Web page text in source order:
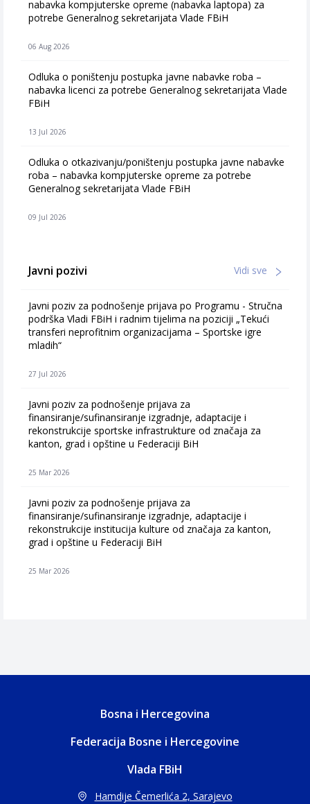
nabavka kompjuterske opreme (nabavka laptopa) za
potrebe Generalnog sekretarijata Vlade FBiH
06 Aug 2026
Odluka o poništenju postupka javne nabavke roba –
nabavka licenci za potrebe Generalnog sekretarijata Vlade
FBiH
13 Jul 2026
Odluka o otkazivanju/poništenju postupka javne nabavke
roba – nabavka kompjuterske opreme za potrebe
Generalnog sekretarijata Vlade FBiH
09 Jul 2026
Javni pozivi Vidi sve
Javni poziv za podnošenje prijava po Programu - Stručna
podrška Vladi FBiH i radnim tijelima na poziciji „Tekući
transferi neprofitnim organizacijama – Sportske igre
mladih“
27 Jul 2026
Javni poziv za podnošenje prijava za
finansiranje/sufinansiranje izgradnje, adaptacije i
rekonstrukcije sportske infrastrukture od značaja za
kanton, grad i opštine u Federaciji BiH
25 Mar 2026
Javni poziv za podnošenje prijava za
finansiranje/sufinansiranje izgradnje, adaptacije i
rekonstrukcije institucija kulture od značaja za kanton,
grad i opštine u Federaciji BiH
25 Mar 2026
Bosna i Hercegovina
Federacija Bosne i Hercegovine
Vlada FBiH
Hamdije Čemerlića 2, Sarajevo